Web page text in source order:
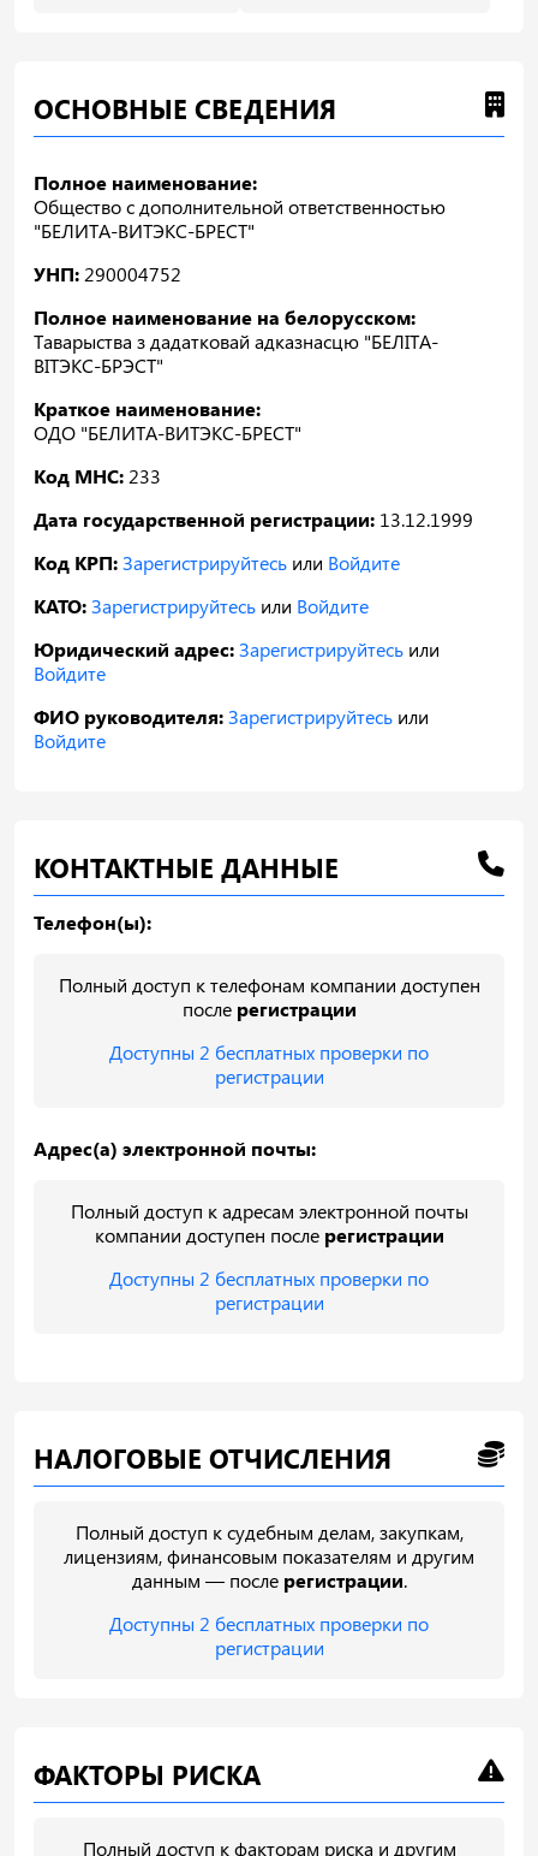
ОСНОВНЫЕ СВЕДЕНИЯ
Полное наименование:
Общество с дополнительной ответственностью
"БЕЛИТА-ВИТЭКС-БРЕСТ"
УНП: 290004752
Полное наименование на белорусском:
Таварыства з дадатковай адказнасцю "БЕЛІТА-
ВІТЭКС-БРЭСТ"
Краткое наименование:
ОДО "БЕЛИТА-ВИТЭКС-БРЕСТ"
Код МНС: 233
Дата государственной регистрации: 13.12.1999
Код КРП:Зарегистрируйтесь или Войдите
КАТО:Зарегистрируйтесь или Войдите
Юридический адрес:Зарегистрируйтесь или
Войдите
ФИО руководителя:Зарегистрируйтесь или
Войдите
КОНТАКТНЫЕ ДАННЫЕ
Телефон(ы):
Полный доступ к телефонам компании доступен
после регистрации
Доступны 2 бесплатных проверки по
регистрации
Адрес(а) электронной почты:
Полный доступ к адресам электронной почты
компании доступен после регистрации
Доступны 2 бесплатных проверки по
регистрации
НАЛОГОВЫЕ ОТЧИСЛЕНИЯ
Полный доступ к судебным делам, закупкам,
лицензиям, финансовым показателям и другим
данным — после регистрации.
Доступны 2 бесплатных проверки по
регистрации
ФАКТОРЫ РИСКА
Полный доступ к факторам риска и другим